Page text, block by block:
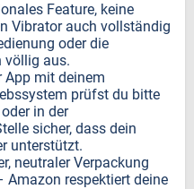
Feature, keine
Vibrator auch vollständig
oder die
völlig aus.
App mit deinem
prüfst du bitte
in der
sicher, dass dein
unterstützt.
neutraler Verpackung
respektiert deine